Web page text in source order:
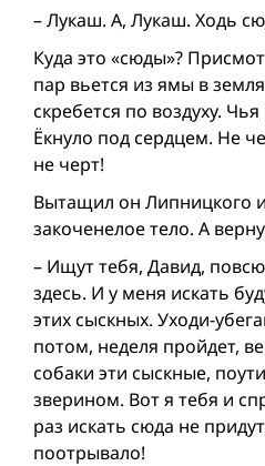
– Лукаш. А, Лукаш. Ходь
Куда это «сюды»?
пар вьется из ямы в
скребется по воздуху.
Ёкнуло под сердцем. Не
не черт!
Вытащил он Липницкого
закоченелое тело. А
– Ищут тебя, Давид,
здесь. И у меня искать
этих сыскных. Уходи-
потом, неделя пройдет,
собаки эти сыскные,
зверином. Вот я тебя и
раз искать сюда не
поотрывало!